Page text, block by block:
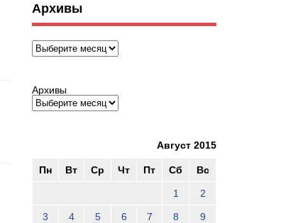
Архивы
Архивы
Архивы
Август 2015
Пн Вт Ср Чт Пт Сб Вс
1 2
3 4 5 6 7 8 9